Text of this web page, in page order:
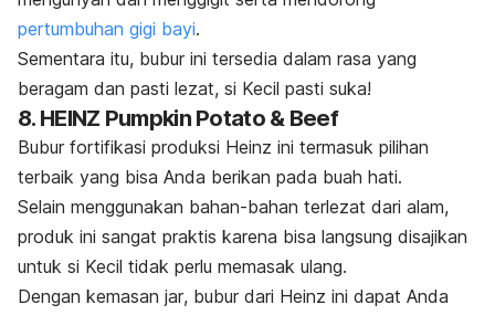
pertumbuhan gigi bayi.
Sementara itu, bubur ini tersedia dalam rasa yang
beragam dan pasti lezat, si Kecil pasti suka!
8. HEINZ Pumpkin Potato & Beef
Bubur fortifikasi produksi Heinz ini termasuk pilihan
terbaik yang bisa Anda berikan pada buah hati.
Selain menggunakan bahan-bahan terlezat dari alam,
produk ini sangat praktis karena bisa langsung disajikan
untuk si Kecil tidak perlu memasak ulang.
Dengan kemasan jar, bubur dari Heinz ini dapat Anda